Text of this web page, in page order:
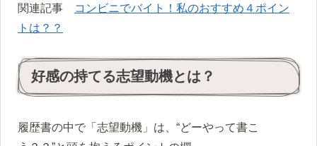
関連記事
コンビニでバイト！私のおすすめ４ポイン
トは？？
好感の持てる志望動機とは？
履歴書の中で「志望動機」は、“どーやって書こ